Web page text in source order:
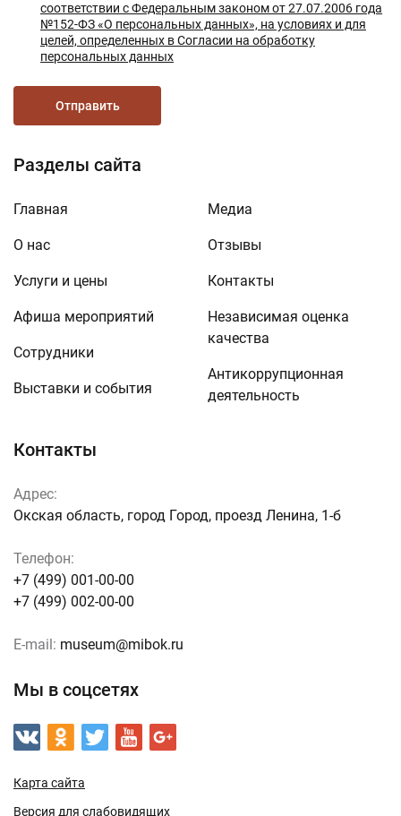
Контакты
Адрес:
Окская область, город Город, проезд Ленина, 1-б
Телефон:
+7 (499) 001-00-00
+7 (499) 002-00-00
E-mail: museum@mibok.ru
Мы в соцсетях
Карта сайта
Версия для слабовидящих
Разделы сайта
Главная
О нас
Услуги и цены
Афиша мероприятий
Сотрудники
Выставки и события
Медиа
Отзывы
Контакты
Независимая оценка
качества
Антикоррупционная
деятельность
соответствии с Федеральным законом от 27.07.2006 года
№152-ФЗ «О персональных данных», на условиях и для
целей, определенных в Согласии на обработку
персональных данных
Отправить